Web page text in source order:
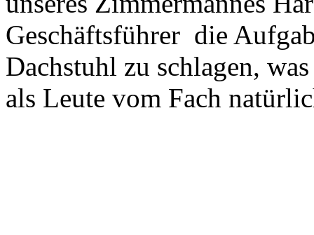
Geschäftsführer die
Dachstuhl zu schlagen,
als Leute vom Fach